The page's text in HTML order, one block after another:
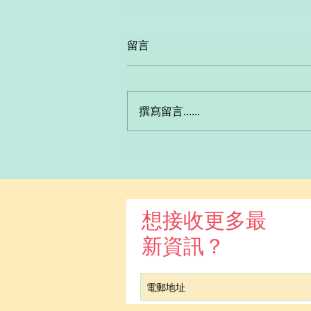
Grammar game -
Prepositions
留言
撰寫留言......
想接收更多最
新資訊？